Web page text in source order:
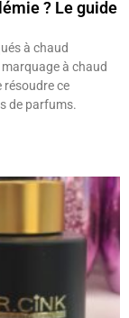
? Le guide
à chaud
à chaud
résoudre ce
de parfums.